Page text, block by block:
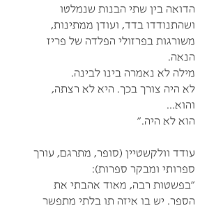
הדואה בין שתי הבנות שנמלטו
ושהתנודדו בדד, ועודן ממתינות,
משורגות בפרזולי הפלדה של פריז
הנאה.
מילה לא נאמרה בינו לבינה.
לא היה צורך בכך. היא לא רצתה,
והוא...
הוא לא היה."
עודד וולקשטיין (סופר, מתרגם, עורך
ספרותי ומבקר ספרות):
"בפשטות רבה, מאוד אהבתי את
הספר. יש בו איזה תו בלתי מתפשר